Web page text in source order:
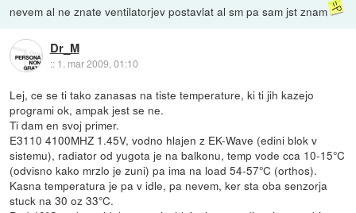
nevem al ne znate ventilatorjev postavlat al sm pa sam jst znam
Dr_M
:: 1. mar 2009, 01:10
Lej, ce se ti tako zanasas na tiste temperature, ki ti jih kazejo
programi ok, ampak jest se ne.
Ti dam en svoj primer.
E3110 4100MHZ 1.45V, vodno hlajen z EK-Wave (edini blok v
sistemu), radiator od yugota je na balkonu, temp vode cca 10-15°C
(odvisno kako mrzlo je zuni) pa ima na load 54-57°C (orthos).
Kasna temperatura je pa v idle, pa nevem, ker sta oba senzorja
stuck na 30 oz 33°C.